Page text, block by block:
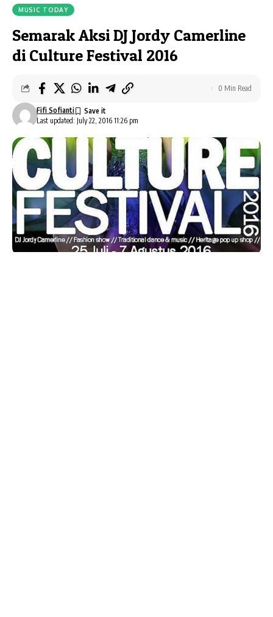
MUSIC TODAY
Semarak Aksi DJ Jordy Camerline
di Culture Festival 2016
Last updated: July 22, 2016 11:26 pm
Fifi Sofianti
0 Min Read